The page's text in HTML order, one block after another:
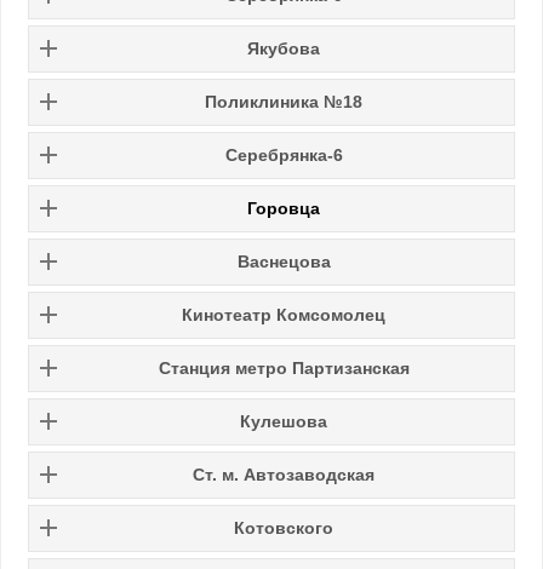
Якубова
Поликлиника №18
Серебрянка-6
Горовца
Васнецова
Кинотеатр Комсомолец
Станция метро Партизанская
Кулешова
Ст. м. Автозаводская
Котовского